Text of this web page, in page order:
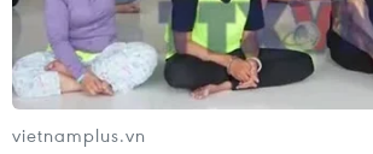
vietnamplus.vn